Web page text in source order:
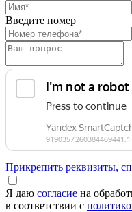
Введите номер
Прикрепить реквизиты,
Я даю согласие на
в соответствии с